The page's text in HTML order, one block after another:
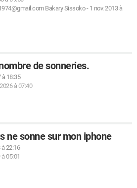
Bakary Sissoko- 1 nov. 2013 à
de sonneries.
à 18:35
à 07:40
ne sonne sur mon iphone
à 22:16
05:01